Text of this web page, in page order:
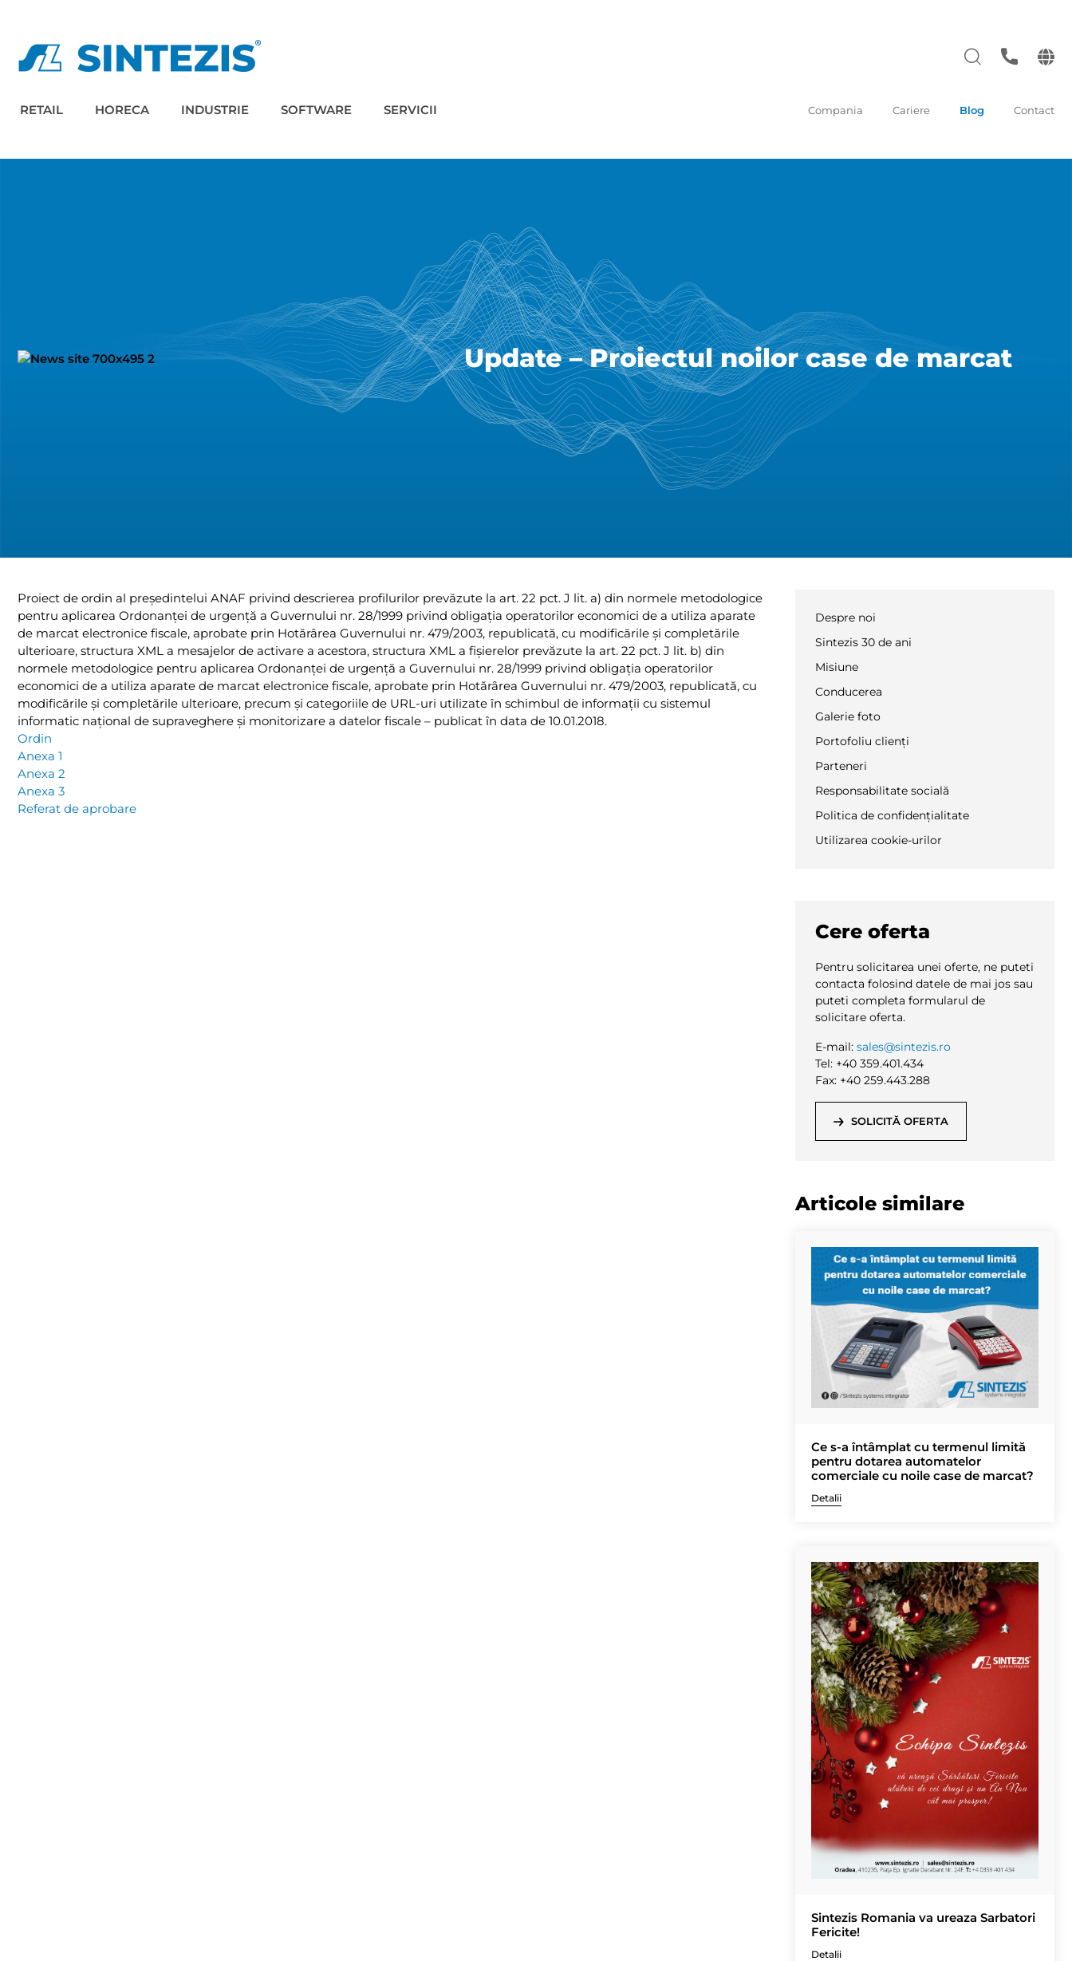
RETAIL HORECA INDUSTRIE SOFTWARE SERVICII Compania Cariere Blog Contact
Update – Proiectul noilor case de marcat
Proiect de ordin al președintelui ANAF privind descrierea profilurilor prevăzute la art. 22 pct. J lit. a) din normele metodologice
pentru aplicarea Ordonanței de urgență a Guvernului nr. 28/1999 privind obligația operatorilor economici de a utiliza aparate
de marcat electronice fiscale, aprobate prin Hotărârea Guvernului nr. 479/2003, republicată, cu modificările și completările
ulterioare, structura XML a mesajelor de activare a acestora, structura XML a fișierelor prevăzute la art. 22 pct. J lit. b) din
normele metodologice pentru aplicarea Ordonanței de urgență a Guvernului nr. 28/1999 privind obligația operatorilor
economici de a utiliza aparate de marcat electronice fiscale, aprobate prin Hotărârea Guvernului nr. 479/2003, republicată, cu
modificările și completările ulterioare, precum și categoriile de URL-uri utilizate în schimbul de informații cu sistemul
informatic național de supraveghere și monitorizare a datelor fiscale – publicat în data de 10.01.2018.
Ordin
Anexa 1
Anexa 2
Anexa 3
Referat de aprobare
Despre noi
Sintezis 30 de ani
Misiune
Conducerea
Galerie foto
Portofoliu clienți
Parteneri
Responsabilitate socială
Politica de confidențialitate
Utilizarea cookie-urilor
Cere oferta
Pentru solicitarea unei oferte, ne puteti
contacta folosind datele de mai jos sau
puteti completa formularul de
solicitare oferta.
E-mail: sales@sintezis.ro
Tel: +40 359.401.434
Fax: +40 259.443.288
SOLICITĂ OFERTA
Articole similare
Ce s-a întâmplat cu termenul limită
pentru dotarea automatelor
comerciale cu noile case de marcat?
Detalii
Sintezis Romania va ureaza Sarbatori
Fericite!
Detalii